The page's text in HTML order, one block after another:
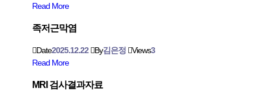
Read More
족저근막염
Date2025.12.22 By김은정 Views3
Read More
MRI 검사결과자료